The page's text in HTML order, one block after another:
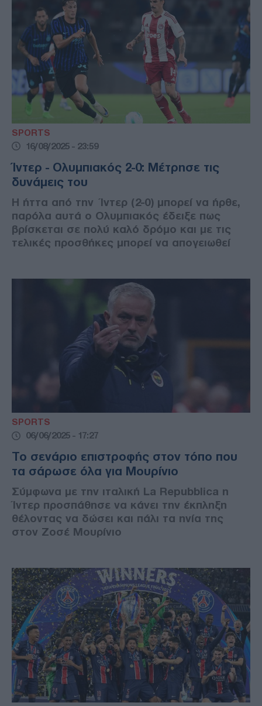
SPORTS
16/08/2025 - 23:59
Ίντερ - Ολυμπιακός 2-0: Μέτρησε τις
δυνάμεις του
Η ήττα από την Ίντερ (2-0) μπορεί να ήρθε,
παρόλα αυτά ο Ολυμπιακός έδειξε πως
βρίσκεται σε πολύ καλό δρόμο και με τις
τελικές προσθήκες μπορεί να απογειωθεί
SPORTS
06/06/2025 - 17:27
Το σενάριο επιστροφής στον τόπο που
τα σάρωσε όλα για Μουρίνιο
Σύμφωνα με την ιταλική La Repubblica η
Ίντερ προσπάθησε να κάνει την έκπληξη
θέλοντας να δώσει και πάλι τα ηνία της
στον Ζοσέ Μουρίνιο